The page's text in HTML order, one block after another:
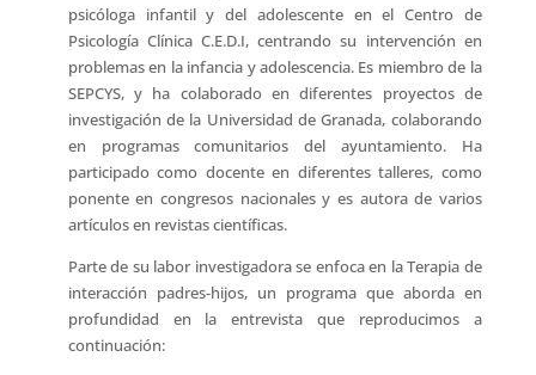
psicóloga infantil y del adolescente en el Centro de
Psicología Clínica C.E.D.I, centrando su intervención en
problemas en la infancia y adolescencia. Es miembro de la
SEPCYS, y ha colaborado en diferentes proyectos de
investigación de la Universidad de Granada, colaborando
en programas comunitarios del ayuntamiento. Ha
participado como docente en diferentes talleres, como
ponente en congresos nacionales y es autora de varios
artículos en revistas científicas.
Parte de su labor investigadora se enfoca en la Terapia de
interacción padres-hijos, un programa que aborda en
profundidad en la entrevista que reproducimos a
continuación: